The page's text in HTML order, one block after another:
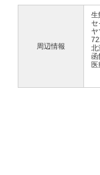
周辺情報
生
セ
北
函